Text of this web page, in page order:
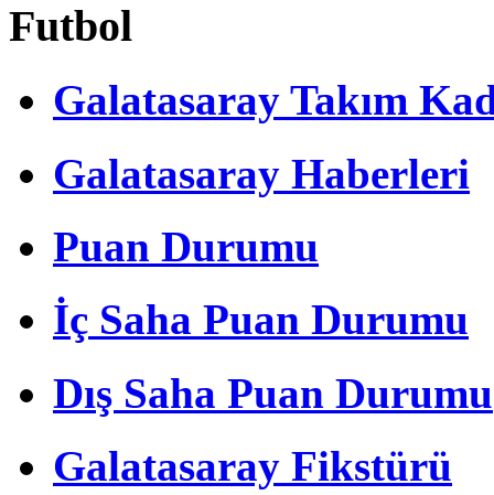
Futbol
Galatasaray Takım
Galatasaray Haberleri
Puan Durumu
İç Saha Puan Durumu
Dış Saha Puan Durumu
Galatasaray Fikstürü